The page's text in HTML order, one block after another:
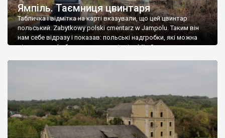
Ямпіль. Таємниця цвинтаря
Табличка і відмітка на карті вказували, що цей цвинтар
польський. Zabytkowy polski cmentarz w Jampolu. Таким він
нам себе відразу і показав: польські надгробки, які можна
віднести до фабричних, польські епітафії… Загалом цвинтар